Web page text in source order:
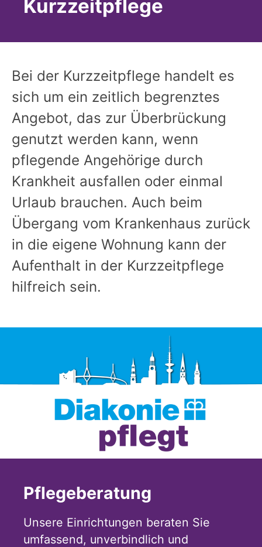
Kurzzeitpflege
Bei der Kurzzeitpflege handelt es
sich um ein zeitlich begrenztes
Angebot, das zur Überbrückung
genutzt werden kann, wenn
pflegende Angehörige durch
Krankheit ausfallen oder einmal
Urlaub brauchen. Auch beim
Übergang vom Krankenhaus zurück
in die eigene Wohnung kann der
Aufenthalt in der Kurzzeitpflege
hilfreich sein.
Pflegeberatung
Unsere Einrichtungen beraten Sie
umfassend, unverbindlich und